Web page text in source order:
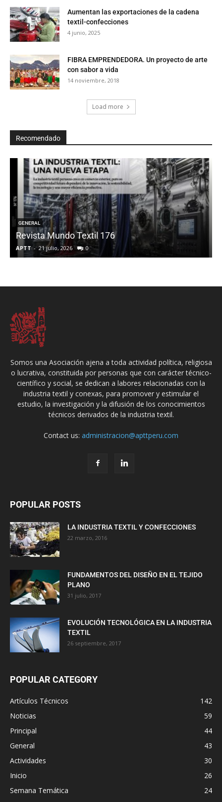
Aumentan las exportaciones de la cadena
textil-confecciones
4 junio, 2025
FIBRA EMPRENDEDORA. Un proyecto de arte
con sabor a vida
14 noviembre, 2018
Load more
Recomendado
GENERAL
Revista Mundo Textil 176
APTT - 21 julio, 2026 0
Somos una Asociación ajena a toda actividad política, religiosa
o lucrativa, constituida por personas que con carácter técnico-
científico y social, se dedican a labores relacionadas con la
industria textil y conexas, para promover y estimular el
estudio, la investigación y la difusión de los conocimientos
técnicos derivados de la industria textil.
Contact us: administracion@apttperu.com
POPULAR POSTS
LA INDUSTRIA TEXTIL Y CONFECCIONES
22 marzo, 2016
FUNDAMENTOS DEL DISEÑO EN EL TEJIDO
PLANO
31 julio, 2017
EVOLUCIÓN TECNOLÓGICA EN LA INDUSTRIA
TEXTIL
26 septiembre, 2017
POPULAR CATEGORY
Artículos Técnicos
142
Noticias
59
Principal
44
General
43
Actividades
30
Inicio
26
Semana Temática
24